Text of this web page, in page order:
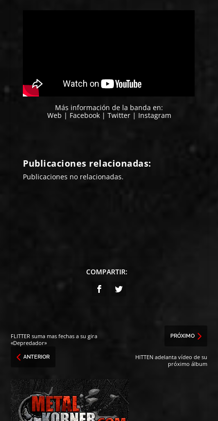
Más información de la banda en:
Web | Facebook| Twitter| Instagram
Publicaciones relacionadas:
Publicaciones no relacionadas.
COMPARTIR:
FLITTER suma mas fechas a su gira
«Depredador»
ANTERIOR
PRÓXIMO
HITTEN adelanta vídeo de su
próximo álbum